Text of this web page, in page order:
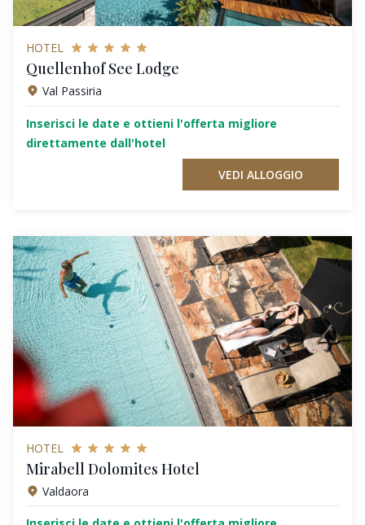
HOTEL
Quellenhof See Lodge
Val Passiria
Inserisci le date e ottieni l'offerta migliore
direttamente dall'hotel
VEDI ALLOGGIO
HOTEL
Mirabell Dolomites Hotel
Valdaora